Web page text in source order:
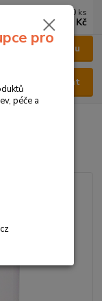
Menu
Hledat
0 ks
0 Kč
50ml
pro
péče a